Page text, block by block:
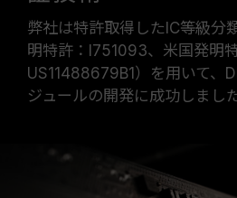
弊社は特許取得したIC等級分
明特許：I751093、米国発明
US11488679B1）を用いて、
ジュールの開発に成功しました